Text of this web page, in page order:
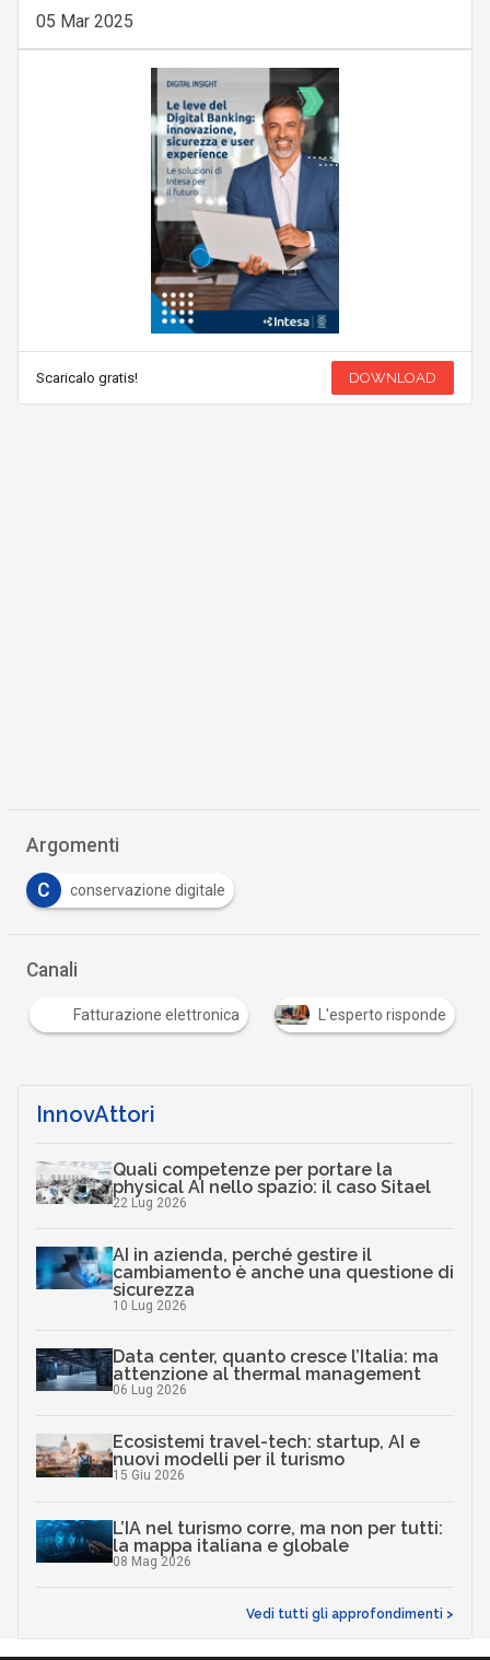
05 Mar 2025
Scaricalo gratis! DOWNLOAD
Argomenti
C conservazione digitale
Canali
Fatturazione elettronica L'esperto risponde
InnovAttori
Quali competenze per portare la
physical AI nello spazio: il caso Sitael
22 Lug 2026
AI in azienda, perché gestire il
cambiamento è anche una questione di
sicurezza
10 Lug 2026
Data center, quanto cresce l’Italia: ma
attenzione al thermal management
06 Lug 2026
Ecosistemi travel-tech: startup, AI e
nuovi modelli per il turismo
15 Giu 2026
L’IA nel turismo corre, ma non per tutti:
la mappa italiana e globale
08 Mag 2026
Vedi tutti gli approfondimenti >